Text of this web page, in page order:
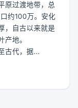
原过渡地带，总
约100万。安化
，自古以来就是
产地。
古代，据...